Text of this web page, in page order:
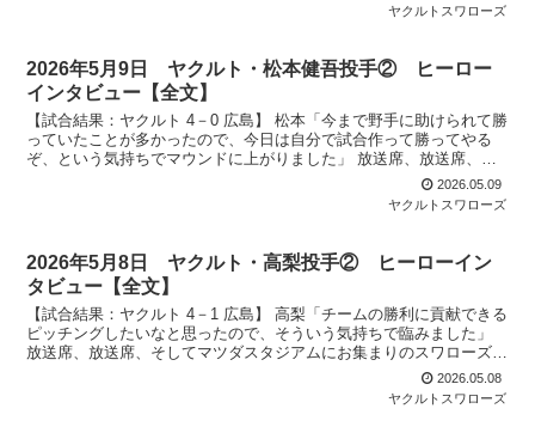
ヤクルトスワローズ
2026年5月9日 ヤクルト・松本健吾投手② ヒーロー
インタビュー【全文】
【試合結果：ヤクルト 4－0 広島】 松本「今まで野手に助けられて勝
っていたことが多かったので、今日は自分で試合作って勝ってやる
ぞ、という気持ちでマウンドに上がりました」 放送席、放送席、ス
ワローズファンの皆様、待たせしましたヒーローインタ... 2026.05.09
ヤクルトスワローズ
2026年5月8日 ヤクルト・高梨投手② ヒーローイン
タビュー【全文】
【試合結果：ヤクルト 4－1 広島】 高梨「チームの勝利に貢献できる
ピッチングしたいなと思ったので、そういう気持ちで臨みました」
放送席、放送席、そしてマツダスタジアムにお集まりのスワローズフ
2026.05.08
ヤクルトスワローズ